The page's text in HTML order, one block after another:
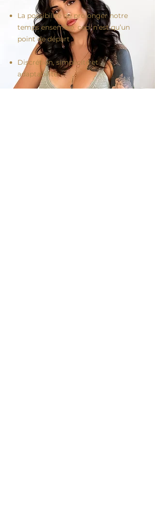
La possibilité de prolonger notre
temps ensemble, ceci n’est qu’un
point de départ
Discrétion, simplicité et
adaptabilité